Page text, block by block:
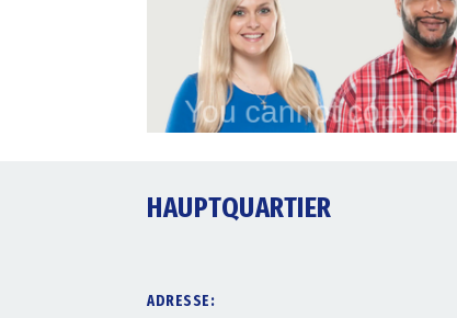
HAUPTQUARTIER
ADRESSE: